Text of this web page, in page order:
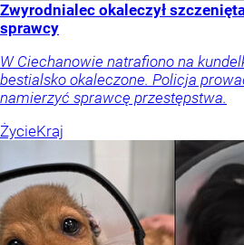
Zwyrodnialec okaleczył
sprawcy
W Ciechanowie natrafiono na
bestialsko okaleczone. Policja
namierzyć sprawcę przestępstwa.
ŻycieKraj